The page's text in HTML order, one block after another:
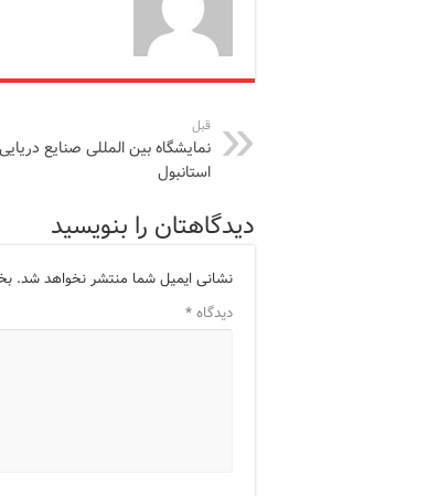
قبل
نمایشگاه بین المللی صنایع دریایی
استانبول
دیدگاهتان را بنویسید
نشانی ایمیل شما منتشر نخواهد شد.
دیدگاه*